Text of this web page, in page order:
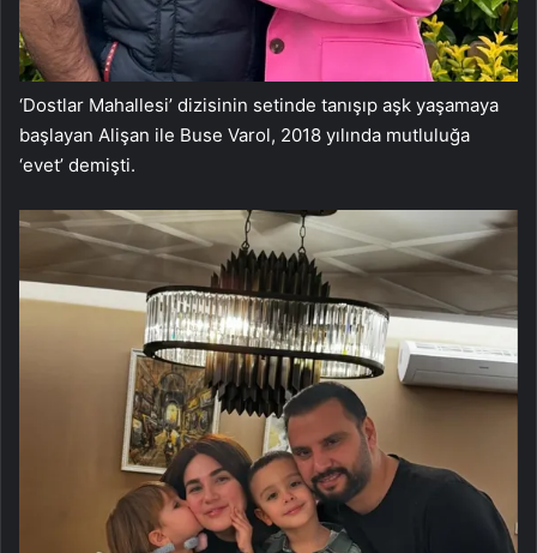
‘Dostlar Mahallesi’ dizisinin setinde tanışıp aşk yaşamaya
başlayan Alişan ile Buse Varol, 2018 yılında mutluluğa
‘evet’ demişti.